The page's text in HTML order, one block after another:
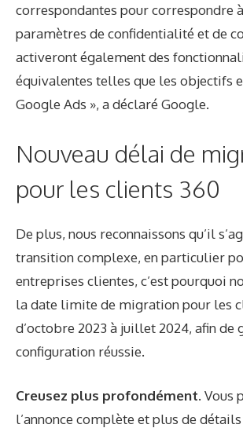
correspondantes pour correspondre
paramètres de confidentialité et de
activeront également des
équivalentes telles que les objectifs
Google Ads », a déclaré Google.
Nouveau délai de
pour les clients 360
De plus, nous reconnaissons qu’il
transition complexe, en particulier
entreprises clientes, c’est pourquoi
la date limite de migration pour les
d’octobre 2023 à juillet 2024, afin de
configuration réussie.
Creusez plus profondément. Vous
l’annonce complète et plus de